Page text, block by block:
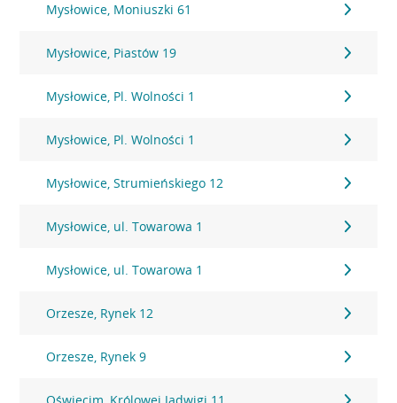
Mysłowice, Moniuszki 61
Mysłowice, Piastów 19
Mysłowice, Pl. Wolności 1
Mysłowice, Pl. Wolności 1
Mysłowice, Strumieńskiego 12
Mysłowice, ul. Towarowa 1
Mysłowice, ul. Towarowa 1
Orzesze, Rynek 12
Orzesze, Rynek 9